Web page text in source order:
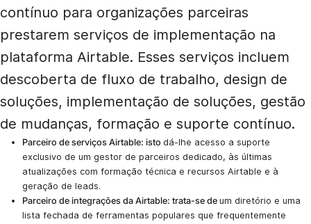
contínuo para organizações parceiras
prestarem serviços de implementação na
plataforma Airtable. Esses serviços incluem
descoberta de fluxo de trabalho, design de
soluções, implementação de soluções, gestão
de mudanças, formação e suporte contínuo.
Parceiro de serviços Airtable: isto dá-lhe acesso a suporte
exclusivo de um gestor de parceiros dedicado, às últimas
atualizações com formação técnica e recursos Airtable e à
geração de leads.
Parceiro de integrações da Airtable: trata-se de um diretório e uma
lista fechada de ferramentas populares que frequentemente